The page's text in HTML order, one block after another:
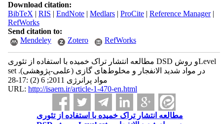
Download citation:
BibTeX | RIS | EndNote| Medlars| ProCite| Reference Manager|
RefWorks
Send citation to:
Mendeley
Zotero RefWorks
مطالعه انتشار تراک خمیده با استفاده از تئوری DSD و روشLevel
set در مواد شدید الانفجار و مخلوط‌های گازی (علمی-پژوهشی).
مواد پرانرژی 2011; 6 (2) :17-28
URL: http://isaem.ir/article-1-470-en.html
مطالعه انتشار تراک خمیده با استفاده از تئوری